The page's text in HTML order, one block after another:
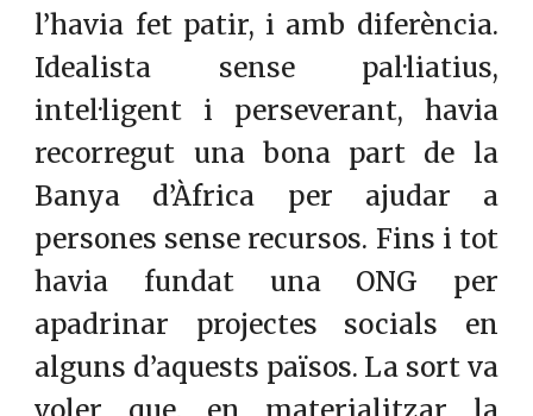
l’havia fet patir, i amb diferència.
Idealista sense pal·liatius,
intel·ligent i perseverant, havia
recorregut una bona part de la
Banya d’Àfrica per ajudar a
persones sense recursos. Fins i tot
havia fundat una ONG per
apadrinar projectes socials en
alguns d’aquests països. La sort va